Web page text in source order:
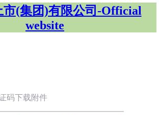
市(集团)有限公司-Official
website
码下载附件